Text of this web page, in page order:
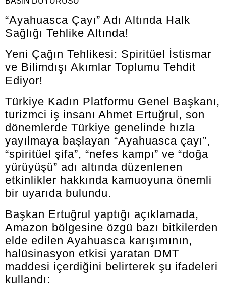
“Ayahuasca Çayı” Adı Altında Halk
Sağlığı Tehlike Altında!
Yeni Çağın Tehlikesi: Spiritüel İstismar
ve Bilimdışı Akımlar Toplumu Tehdit
Ediyor!
Türkiye Kadın Platformu Genel Başkanı,
turizmci iş insanı Ahmet Ertuğrul, son
dönemlerde Türkiye genelinde hızla
yayılmaya başlayan “Ayahuasca çayı”,
“spiritüel şifa”, “nefes kampı” ve “doğa
yürüyüşü” adı altında düzenlenen
etkinlikler hakkında kamuoyuna önemli
bir uyarıda bulundu.
Başkan Ertuğrul yaptığı açıklamada,
Amazon bölgesine özgü bazı bitkilerden
elde edilen Ayahuasca karışımının,
halüsinasyon etkisi yaratan DMT
maddesi içerdiğini belirterek şu ifadeleri
kullandı: